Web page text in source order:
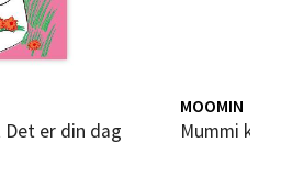
MOOMIN
Mummi
Senter Sartor
Straume